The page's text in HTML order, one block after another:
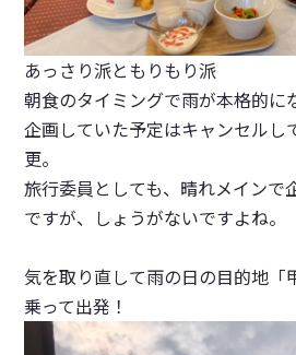
あっさり派ともりもり派
朝食のタイミングで雨が本格的に
企画していた予定はキャンセルし
更。
旅行委員としても、晴れメインで
ですが、しょうがないですよね。
気を取り直して雨の日の目的地「
乗って出発！